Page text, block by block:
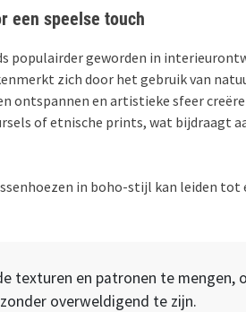
een speelse touch
populairder geworden in
zich door het gebruik van
ontspannen en artistieke sfeer
of etnische prints, wat bijdraagt
in boho-stijl kan leiden tot
texturen en patronen te mengen,
overweldigend te zijn.